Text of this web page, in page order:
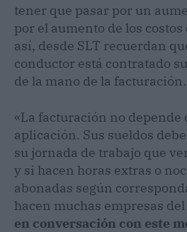
tener que pasar por un
por el aumento de los
así, desde SLT recuerdan
conductor está contratado
de la mano de la facturación.
«La facturación no depende
aplicación. Sus sueldos
su jornada de trabajo que
y si hacen horas extras o
abonadas según
hacen muchas empresas
en conversación con este